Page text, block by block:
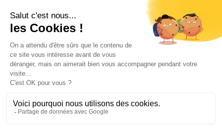
inscrivez vous et recevez un code pour votre première achat!
Vous pouvez vous désinscrire à tout moment.